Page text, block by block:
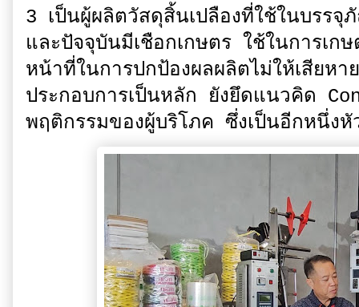
3 เป็นผู้ผลิตวัสดุสิ้นเปลืองที่ใช้ในบรร
และปัจจุบันมีเชือกเกษตร ใช้ในการเก
หน้าที่ในการปกป้องผลผลิตไม่ให้เสียห
ประกอบการเป็นหลัก ยังยึดแนวคิด
พฤติกรรมของผู้บริโภค ซึ่งเป็นอีกหนึ่ง